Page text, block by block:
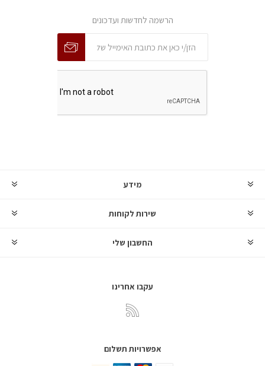
הרשמה לחדשות ועדכונים
מידע
שירות לקוחות
החשבון שלי
עקבו אחרינו
אפשרויות תשלום